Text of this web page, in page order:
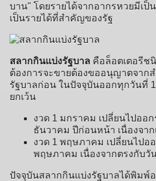
บาน" โดยรายได้จากอากรหวยมีเป็
เป็นรายได้ที่สำคัญของรัฐ
สลากกินแบ่งรัฐบาล คือล็อตเตอรีช
ต้องการจะขายต้องขออนุญาตจาก
รัฐบาลก่อน ในปัจจุบันออกทุกวันที่
ยกเว้น
งวด 1 มกราคม เปลี่ยนไปออ
ธันวาคม ปีก่อนหน้า เนื่องจา
งวด 1 พฤษภาคม เปลี่ยนไปอ
พฤษภาคม เนื่องจากตรงกับวั
ปัจจุบันสลากกินแบ่งรัฐบาลได้พิมพ์